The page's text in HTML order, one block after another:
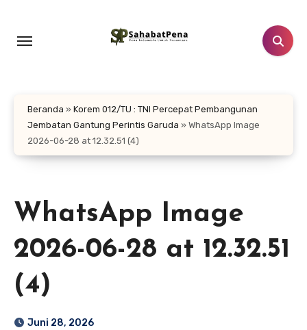
konten
Beranda » Korem 012/TU : TNI Percepat Pembangunan
Jembatan Gantung Perintis Garuda » WhatsApp Image
2026-06-28 at 12.32.51 (4)
WhatsApp Image
2026-06-28 at 12.32.51
(4)
Juni 28, 2026